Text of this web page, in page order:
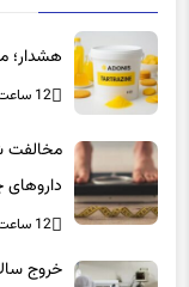
هشدار؛
12 ساعت پیش
داروهای
12 ساعت پیش
عجیب: ۶۰ هزار پرستار خانه‌نشین شدند؟